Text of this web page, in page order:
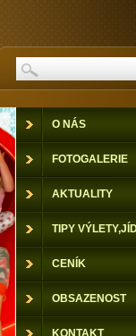
O NÁS
FOTOGALERIE
AKTUALITY
TIPY
CENÍK
OBSAZENOST
KONTAKT